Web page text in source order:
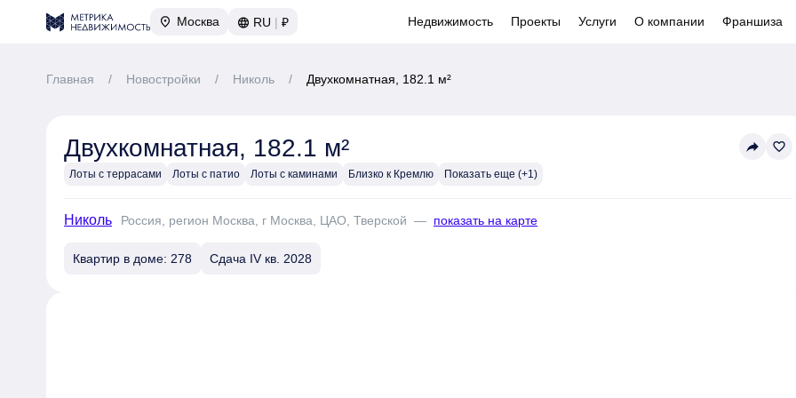
Москва RU | ₽ Недвижимость Проекты Услуги О компании Франшиза
Главная / Новостройки / Николь / Двухкомнатная, 182.1 м²
Двухкомнатная, 182.1 м²
Лоты с террасами Лоты с патио Лоты с каминами Близко к Кремлю Показать еще (+1)
reply favorite_border
Николь Россия, регион Москва, г Москва, ЦАО, Тверской — показать на карте
Квартир в доме: 278 Сдача IV кв. 2028